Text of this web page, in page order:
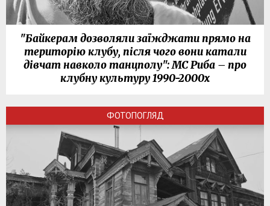
"Байкерам дозволяли заїжджати прямо на
територію клубу, після чого вони катали
дівчат навколо танцполу": МС Риба – про
клубну культуру 1990-2000х
ФОТОПОГЛЯД